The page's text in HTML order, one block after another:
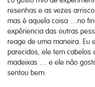
resenhas e as vezes
mas é aquela coisa …no
expêriencia das outras
reage de uma maneira. Eu
parecidos, ele tem cabelos
madeixas … e ele não
sentou bem.